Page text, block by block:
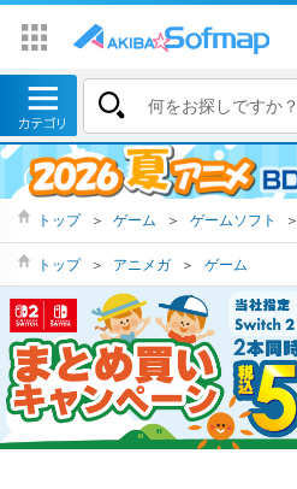
トップ ＞ ゲーム ＞ ゲームソフト ＞
トップ ＞ アニメガ ＞ ゲーム